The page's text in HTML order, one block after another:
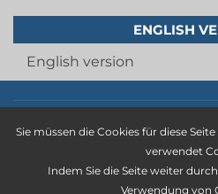
ENGLISH
English version
privacy statement
Sie müssen die Cookies für diese
verwendet
Indem Sie die Seite weiter
Verwendung von